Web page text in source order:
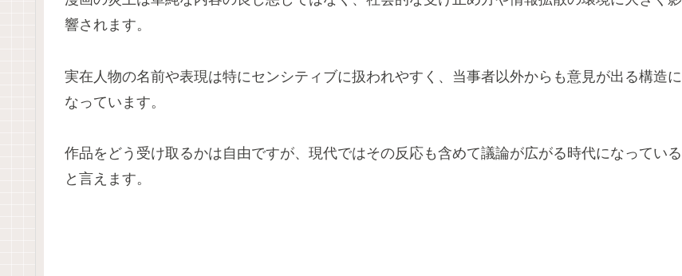
響されます。
実在人物の名前や表現は特にセンシティブに扱われやすく、当事者以外からも意見が出る構造に
なっています。
作品をどう受け取るかは自由ですが、現代ではその反応も含めて議論が広がる時代になっている
と言えます。